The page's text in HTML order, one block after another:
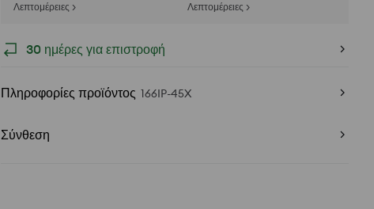
Λεπτομέρειες >
Λεπτομέρειες >
30 ημέρες για επιστροφή
Πληροφορίες προϊόντος 166IP-45X
Σύνθεση